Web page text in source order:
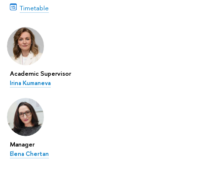
Timetable
Academic Supervisor
Irina Kumaneva
Manager
Elena Chertan